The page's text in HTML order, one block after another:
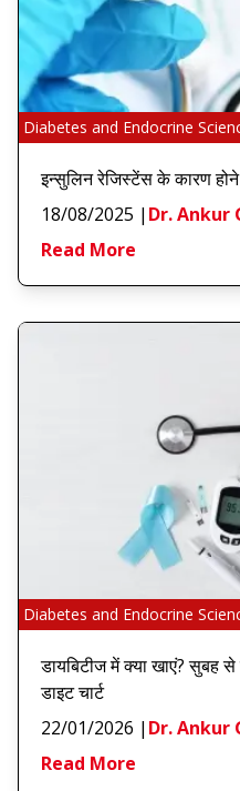
Diabetes and Endocrine
इन्सुलिन रेजिस्टेंस के कारण होने
18/08/2025 | Dr. Ankur
Read More
Diabetes and Endocrine
डायबिटीज में क्या खाएं?
डाइट चार्ट
22/01/2026 | Dr. Ankur
Read More